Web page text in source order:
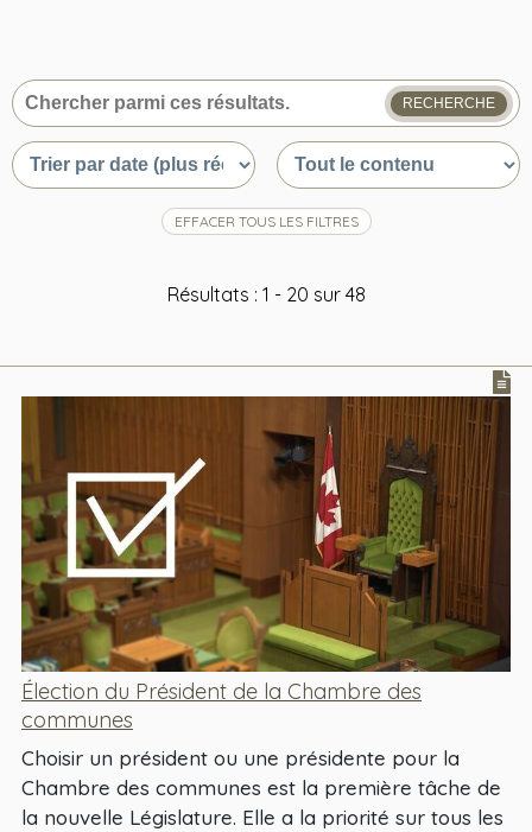
Que
recherchez-
vous
?
RECHERCHE
Trier
par
Trier
par
EFFACER TOUS LES FILTRES
Résultats : 1 - 20 sur 48
Élection du Président de la Chambre des
communes
Choisir un président ou une présidente pour la
Chambre des communes est la première tâche de
la nouvelle Législature. Elle a la priorité sur tous les